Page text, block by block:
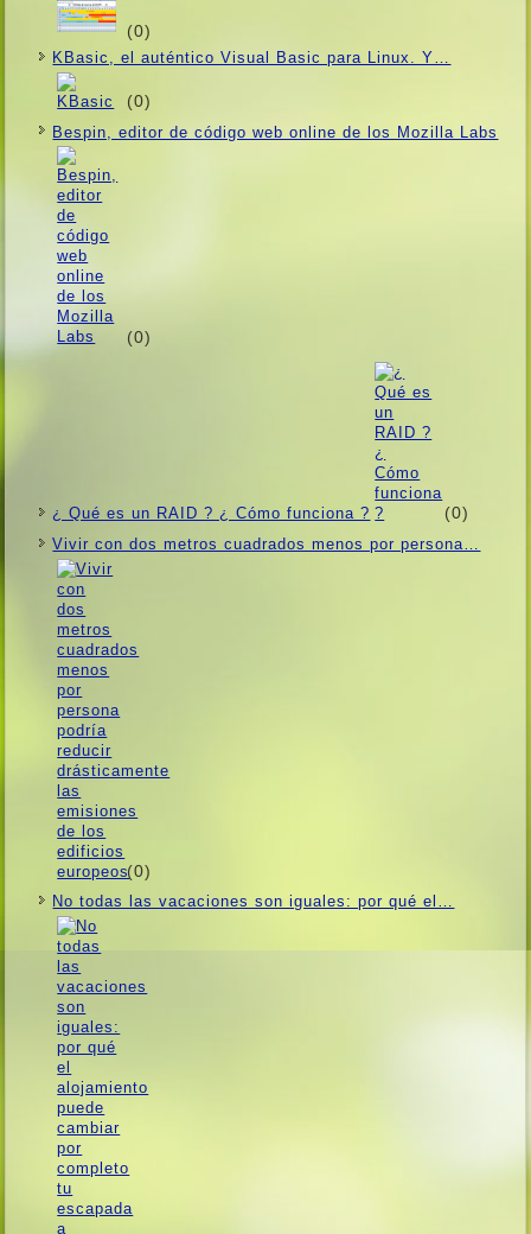
(0)
KBasic, el auténtico Visual Basic para Linux. Y…
(0)
Bespin, editor de código web online de los Mozilla Labs
(0)
¿ Qué es un RAID ? ¿ Cómo funciona ? (0)
Vivir con dos metros cuadrados menos por persona…
(0)
No todas las vacaciones son iguales: por qué el…